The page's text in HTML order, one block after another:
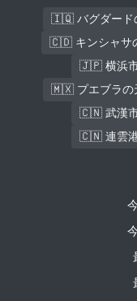
🇮🇶 バグダード
🇨🇩 キンシャサ
🇯🇵 横浜
🇲🇽 プエブラの
🇨🇳 武漢
🇨🇳 連雲